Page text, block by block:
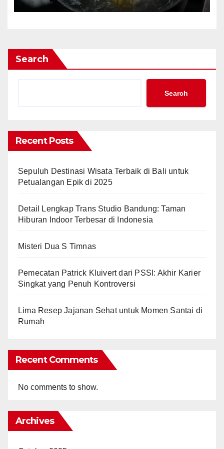
Search
Search
Recent Posts
Sepuluh Destinasi Wisata Terbaik di Bali untuk
Petualangan Epik di 2025
Detail Lengkap Trans Studio Bandung: Taman
Hiburan Indoor Terbesar di Indonesia
Misteri Dua S Timnas
Pemecatan Patrick Kluivert dari PSSI: Akhir Karier
Singkat yang Penuh Kontroversi
Lima Resep Jajanan Sehat untuk Momen Santai di
Rumah
Recent Comments
No comments to show.
Archives